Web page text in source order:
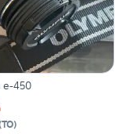
e-450
TO)